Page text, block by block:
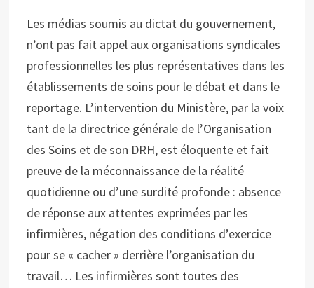
Les médias soumis au dictat du gouvernement,
n’ont pas fait appel aux organisations syndicales
professionnelles les plus représentatives dans les
établissements de soins pour le débat et dans le
reportage. L’intervention du Ministère, par la voix
tant de la directrice générale de l’Organisation
des Soins et de son DRH, est éloquente et fait
preuve de la méconnaissance de la réalité
quotidienne ou d’une surdité profonde : absence
de réponse aux attentes exprimées par les
infirmières, négation des conditions d’exercice
pour se « cacher » derrière l’organisation du
travail… Les infirmières sont toutes des